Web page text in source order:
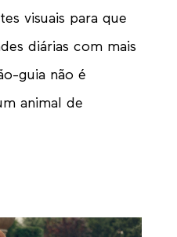
visuais para que
diárias com mais
guia não é
animal de